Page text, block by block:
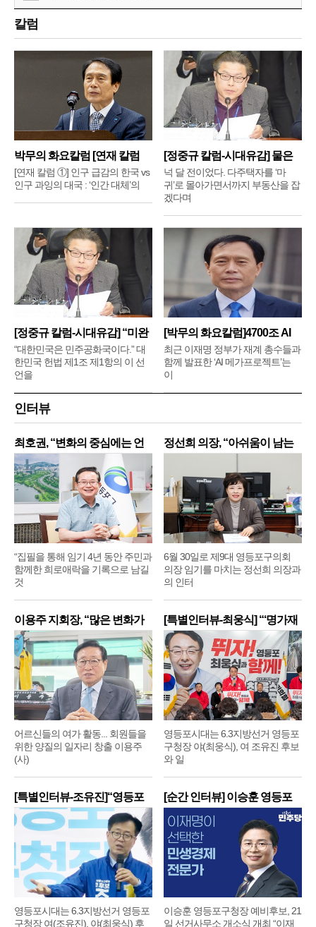
칼럼
박무의 화요칼럼 [연재 칼럼
①]
[연재 칼럼 ①] 인구 급감의 한국 vs
인구 과잉의 대국 : ‘인간 대체’의
[정중규 칼럼-시대유감] 물은
배
넉 달 전이었다. 다주택자를 ‘마
귀’로 몰아가면서까지 부동산을 잡
겠다며
[정중규 칼럼-시대유감] “미완
“대한민국은 민주공화국이다.” 대
한민국 헌법 제1조 제1항의 이 선
언을
[박무의 화요칼럼]4700조 AI
메
최근 이재명 정부가 재계 총수들과
함께 발표한 ‘AI 메가프로젝트’는
이
인터뷰
최호권, “변화의 중심에는 언
제
“집필을 통해 임기 4년 동안 주민과
함께한 희로애락을 기록으로 남길
것
정선희 의장, “아쉬움이 남는
6월 30일로 제9대 영등포구의회
의장 임기를 마치는 정선희 의장과
의 인터
이용주 지회장, “많은 변화가
어르신들의 여가 활동... 회원들을
위한 양질의 일자리 창출 이용주
(사)
[특별인터뷰-최웅식] “‘명가재
영등포시대는 6.3지방선거 영등포
구청장 야(최웅식), 여 조유진 후보
와 일
[특별인터뷰-조유진]“영등포
구
영등포시대는 6.3지방선거 영등포
구청장 여(조유진), 야(최웅식) 후
[순간 인터뷰] 이승훈 영등포
구
이승훈 영등포구청장 예비후보, 21
일 선거사무소 개소식 개최 “이재